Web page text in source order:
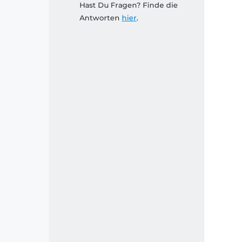
Hast Du Fragen? Finde die
Antworten hier.